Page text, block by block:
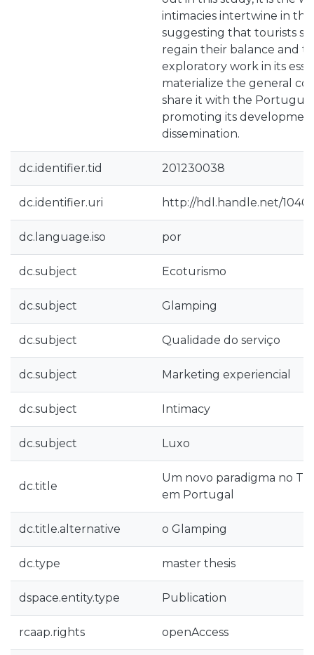
intimacies intertwine in
suggesting that tourists
regain their balance and
exploratory work in its
materialize the general
share it with the
promoting its
dissemination.
dc.identifier.tid 201230038
dc.identifier.uri http://hdl.handle.net/
dc.language.iso por
dc.subject Ecoturismo
dc.subject Glamping
dc.subject Qualidade do serviço
dc.subject Marketing experiencial
dc.subject Intimacy
dc.subject Luxo
dc.title
Um novo paradigma no
em Portugal
dc.title.alternative o Glamping
dc.type master thesis
dspace.entity.type Publication
rcaap.rights openAccess